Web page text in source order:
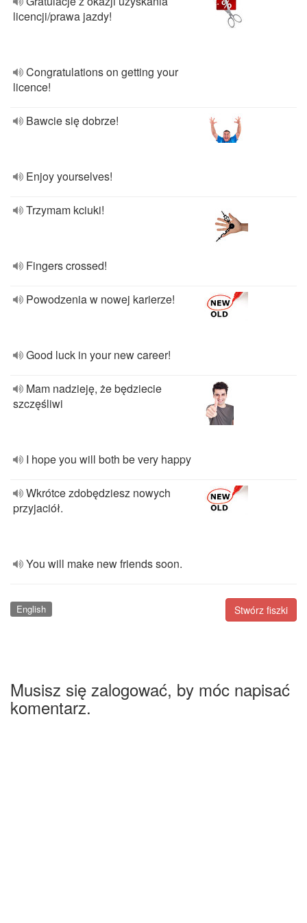
licencji/prawa jazdy!
Congratulations on getting your
licence!
Bawcie się dobrze!
Enjoy yourselves!
Trzymam kciuki!
Fingers crossed!
Powodzenia w nowej karierze!
Good luck in your new career!
Mam nadzieję, że będziecie
szczęśliwi
I hope you will both be very happy
Wkrótce zdobędziesz nowych
przyjaciół.
You will make new friends soon.
Stwórz fiszki
English
Musisz się zalogować, by móc napisać
komentarz.